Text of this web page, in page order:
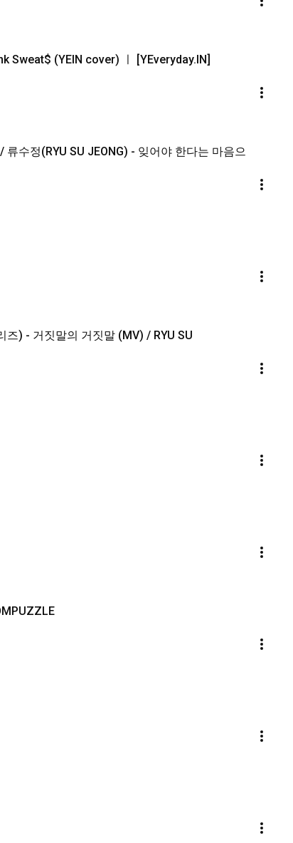
Sweat$ (YEIN cover) ㅣ [YEveryday.IN]
수정(RYU SU JEONG) - 잊어야 한다는 마음으
) - 거짓말의 거짓말 (MV) / RYU SU